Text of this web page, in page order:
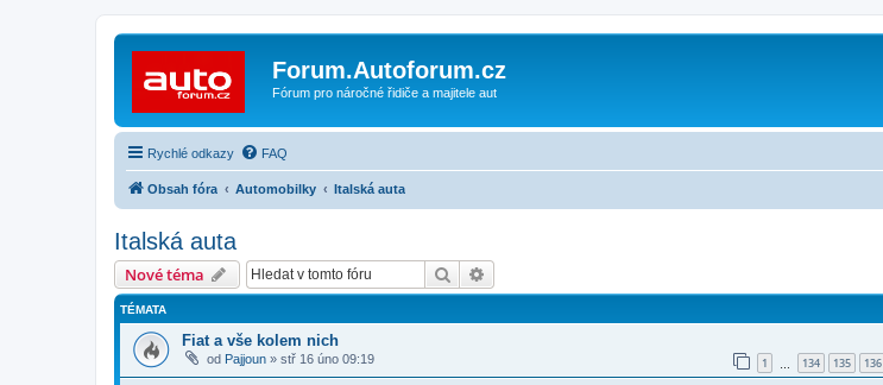
Forum.Autoforum.cz
Fórum pro náročné řidiče a majitele aut
Rychlé odkazy FAQ
Obsah fóra Automobilky Italská auta
Italská auta
Nové téma Hledat
TÉMATA
Fiat a vše kolem nich
od Pajjoun » stř 16 úno 09:19 1 134 135 136